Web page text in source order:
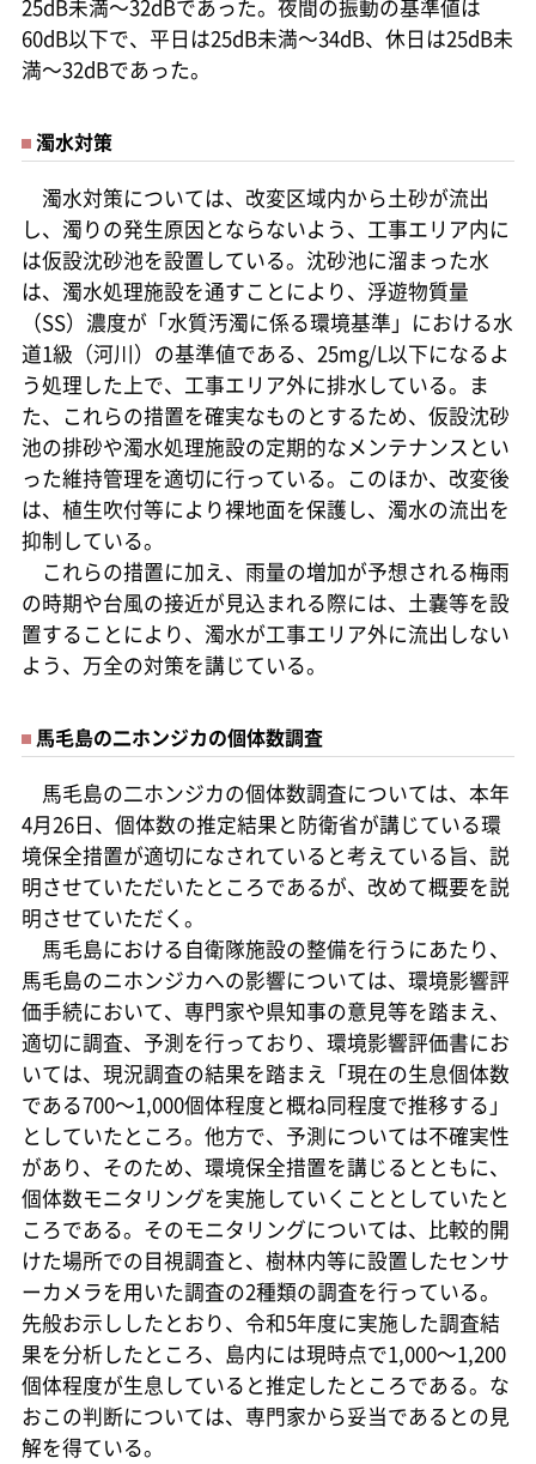
25dB未満～32dBであった。夜間の振動の基準値は
60dB以下で、平日は25dB未満～34dB、休日は25dB未
満～32dBであった。
濁水対策
濁水対策については、改変区域内から土砂が流出
し、濁りの発生原因とならないよう、工事エリア内に
は仮設沈砂池を設置している。沈砂池に溜まった水
は、濁水処理施設を通すことにより、浮遊物質量
（SS）濃度が「水質汚濁に係る環境基準」における水
道1級（河川）の基準値である、25mg/L以下になるよ
う処理した上で、工事エリア外に排水している。ま
た、これらの措置を確実なものとするため、仮設沈砂
池の排砂や濁水処理施設の定期的なメンテナンスとい
った維持管理を適切に行っている。このほか、改変後
は、植生吹付等により裸地面を保護し、濁水の流出を
抑制している。
これらの措置に加え、雨量の増加が予想される梅雨
の時期や台風の接近が見込まれる際には、土嚢等を設
置することにより、濁水が工事エリア外に流出しない
よう、万全の対策を講じている。
馬毛島の二ホンジカの個体数調査
馬毛島の二ホンジカの個体数調査については、本年
4月26日、個体数の推定結果と防衛省が講じている環
境保全措置が適切になされていると考えている旨、説
明させていただいたところであるが、改めて概要を説
明させていただく。
馬毛島における自衛隊施設の整備を行うにあたり、
馬毛島のニホンジカへの影響については、環境影響評
価手続において、専門家や県知事の意見等を踏まえ、
適切に調査、予測を行っており、環境影響評価書にお
いては、現況調査の結果を踏まえ「現在の生息個体数
である700～1,000個体程度と概ね同程度で推移する」
としていたところ。他方で、予測については不確実性
があり、そのため、環境保全措置を講じるとともに、
個体数モニタリングを実施していくこととしていたと
ころである。そのモニタリングについては、比較的開
けた場所での目視調査と、樹林内等に設置したセンサ
ーカメラを用いた調査の2種類の調査を行っている。
先般お示ししたとおり、令和5年度に実施した調査結
果を分析したところ、島内には現時点で1,000～1,200
個体程度が生息していると推定したところである。な
おこの判断については、専門家から妥当であるとの見
解を得ている。